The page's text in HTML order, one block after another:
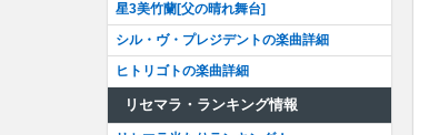
星3美竹蘭[父の晴れ舞台]
シル・ヴ・プレジデントの楽曲詳細
ヒトリゴトの楽曲詳細
リセマラ・ランキング情報